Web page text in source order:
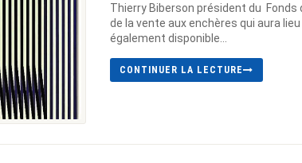
Thierry Biberson président du
de la vente aux enchères qui aura
également disponible...
CONTINUER LA LECTURE